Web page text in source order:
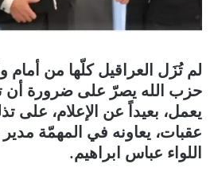
لم تُزَل العراقيل كلّها من أمام
حزب الله يصرّ على ضرورة أن
يعمل، بعيداً عن الإعلام، على
عقبات، يعاونه في المهمّة مدير
اللواء عباس ابراهيم.